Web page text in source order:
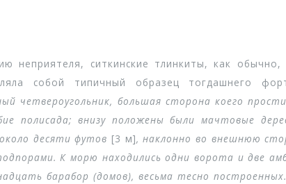
ситкинские тлинкиты, как обычно,
собой типичный образец тогдашнего
четвероугольник, большая сторона коего
полисада; внизу положены были мачтовые
десяти футов [3 м], наклонно во внешнюю
К морю находились одни ворота и две
барабор (домов), весьма тесно